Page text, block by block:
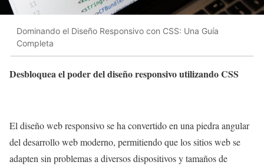
Dominando el Diseño Responsivo con CSS: Una Guía
Completa
Desbloquea el poder del diseño responsivo utilizando CSS
El diseño web responsivo se ha convertido en una piedra angular
del desarrollo web moderno, permitiendo que los sitios web se
adapten sin problemas a diversos dispositivos y tamaños de